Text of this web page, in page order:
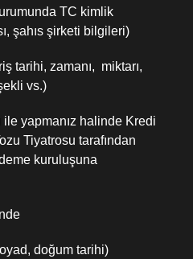
TC kimlik
şahıs şirketi bilgileri)
tarihi, zamanı, miktarı,
vs.)
ile yapmanız halinde Kredi
Tiyatrosu tarafından
kuruluşuna
doğum tarihi)